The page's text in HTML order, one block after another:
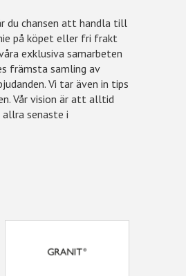
du chansen att handla till
på köpet eller fri frakt
exklusiva samarbeten
främsta samling av
Vi tar även in tips
Vår vision är att alltid
senaste i